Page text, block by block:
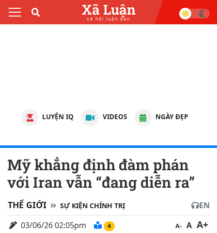
Xã Luận
xã hội luận bàn
LUYỆN IQ VIDEOS NGÀY ĐẸP
Mỹ khẳng định đàm phán
với Iran vẫn “đang diễn ra”
THẾ GIỚI SỰ KIỆN CHÍNH TRỊ
EN
03/06/26 02:05pm
4 A- A A+